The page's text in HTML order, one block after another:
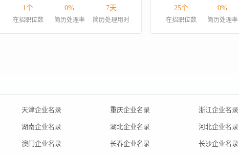
1个
在招职位数
0%
简历处理率
7天
简历处理用时
25个
在招职位数
0%
简历处理率
天津企业名录 重庆企业名录 浙江企业名录
湖南企业名录 湖北企业名录 河北企业名录
澳门企业名录 长春企业名录 长沙企业名录